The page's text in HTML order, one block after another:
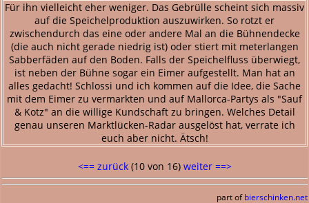
Für ihn vielleicht eher weniger. Das Gebrülle scheint sich massiv
auf die Speichelproduktion auszuwirken. So rotzt er
zwischendurch das eine oder andere Mal an die Bühnendecke
(die auch nicht gerade niedrig ist) oder stiert mit meterlangen
Sabberfäden auf den Boden. Falls der Speichelfluss überwiegt,
ist neben der Bühne sogar ein Eimer aufgestellt. Man hat an
alles gedacht! Schlossi und ich kommen auf die Idee, die Sache
mit dem Eimer zu vermarkten und auf Mallorca-Partys als "Sauf
& Kotz" an die willige Kundschaft zu bringen. Welches Detail
genau unseren Marktlücken-Radar ausgelöst hat, verrate ich
euch aber nicht. Ätsch!
<== zurück(10 von 16) weiter ==>
part of bierschinken.net